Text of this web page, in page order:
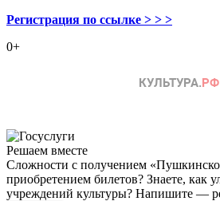
Регистрация по ссылке > > >
0+
Решаем вместе
Сложности с получением
приобретением билетов? Знаете, как
учреждений культуры? Напишите —